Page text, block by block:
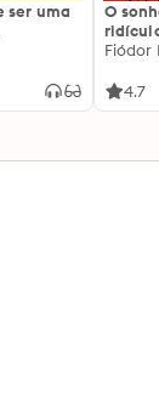
ser uma
O
Fiódor
4.7